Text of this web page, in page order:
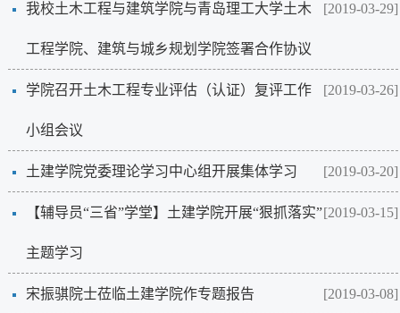
[2019-03-29]
我校土木工程与建筑学院与青岛理工大学土木
工程学院、建筑与城乡规划学院签署合作协议
[2019-03-26]
学院召开土木工程专业评估（认证）复评工作
小组会议
[2019-03-20]
土建学院党委理论学习中心组开展集体学习
[2019-03-15]
【辅导员“三省”学堂】土建学院开展“狠抓落实”
主题学习
[2019-03-08]
宋振骐院士莅临土建学院作专题报告